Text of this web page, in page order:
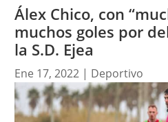
Álex Chico, con
muchos goles por
la S.D. Ejea
Ene 17, 2022| Deportivo